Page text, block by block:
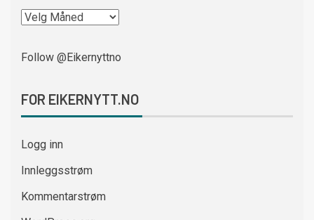
Follow @Eikernyttno
FOR EIKERNYTT.NO
Logg inn
Innleggsstrøm
Kommentarstrøm